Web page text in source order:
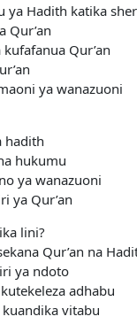
ya Hadith katika
Qur’an
Qur’an
ya wanazuoni
hadith
hukumu
ya wanazuoni
ya Qur’an
lini?
Qur’an na
ya ndoto
adhabu
vitabu